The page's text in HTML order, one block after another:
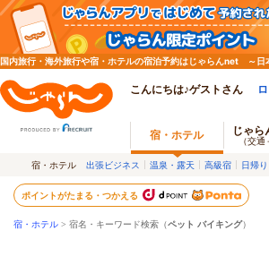
国内旅行・海外旅行や宿・ホテルの宿泊予約はじゃらんnet ～日
こんにちは♪ゲストさん
宿・ホテル じゃら
（交通
宿・ホテル 出張ビジネス 温泉・露天 高級宿 日帰
ポイントがたまる・つかえる
宿・ホテル > 宿名・キーワード検索（ペット バイキング）